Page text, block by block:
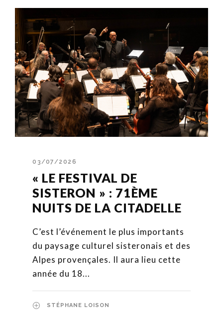
03/07/2026
« LE FESTIVAL DE
SISTERON » : 71ÈME
NUITS DE LA CITADELLE
C’est l’événement le plus importants
du paysage culturel sisteronais et des
Alpes provençales. Il aura lieu cette
année du 18...
STÉPHANE LOISON